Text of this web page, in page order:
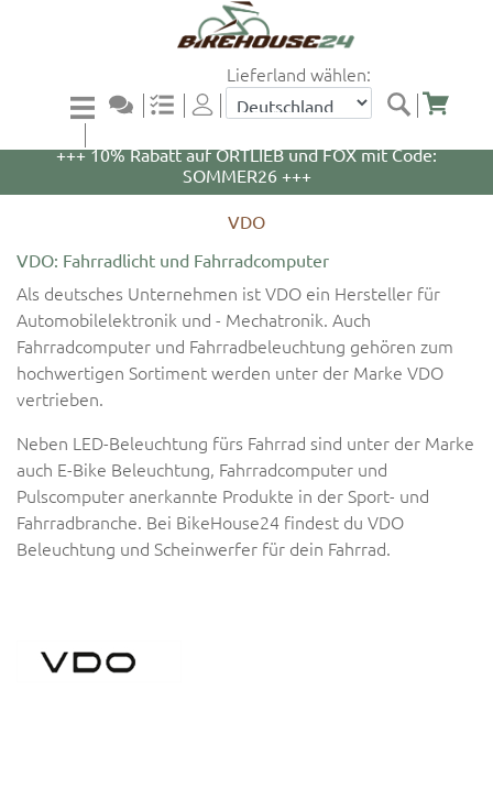
Lieferland wählen:
+++ 5% Rabatt auf WOOM Bikes und Zubehör mit
+++ 10% Rabatt auf ORTLIEB und FOX mit Code:
SOMMER26 +++
VDO
VDO: Fahrradlicht und Fahrradcomputer
Als deutsches Unternehmen ist VDO ein Hersteller für
Automobilelektronik und - Mechatronik. Auch
Fahrradcomputer und Fahrradbeleuchtung gehören zum
hochwertigen Sortiment werden unter der Marke VDO
vertrieben.
Neben LED-Beleuchtung fürs Fahrrad sind unter der Marke
auch E-Bike Beleuchtung, Fahrradcomputer und
Pulscomputer anerkannte Produkte in der Sport- und
Fahrradbranche. Bei BikeHouse24 findest du VDO
Beleuchtung und Scheinwerfer für dein Fahrrad.